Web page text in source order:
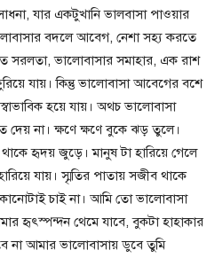
যার একটুখানি ভালবাসা পাওয়ার
বদলে আবেগ, নেশা সহ্য করতে
সরলতা, ভালোবাসার সমাহার, এক রাশ
যায়। কিন্তু ভালোবাসা আবেগের বশে
হয়ে যায়। অথচ ভালোবাসা
দেয় না। ক্ষণে ক্ষণে বুকে ঝড় তুলে।
হৃদয় জুড়ে। মানুষ টা হারিয়ে গেলে
যায়। স্মৃতির পাতায় সজীব থাকে
চাই না। আমি তো ভালোবাসা
হৃৎস্পন্দন থেমে যাবে, বুকটা হাহাকার
না আমার ভালোবাসায় ডুবে তুমি